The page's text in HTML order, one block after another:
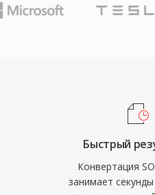
Быстрый
Конвертация
занимает